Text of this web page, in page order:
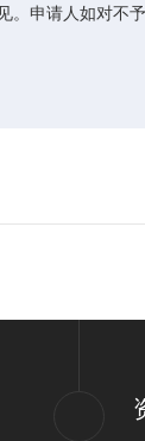
申请人如对